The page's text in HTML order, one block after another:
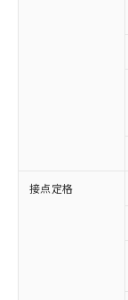
接点定格
ご
以下の
対応
非含有
対応予定
有に対
対応予
非含有